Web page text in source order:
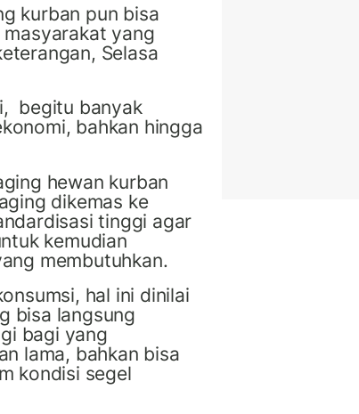
kurban pun bisa
yang
Selasa
begitu banyak
bahkan hingga
hewan kurban
dikemas ke
tinggi agar
kemudian
membutuhkan.
, hal ini dinilai
bisa langsung
bagi yang
lama, bahkan bisa
kondisi segel